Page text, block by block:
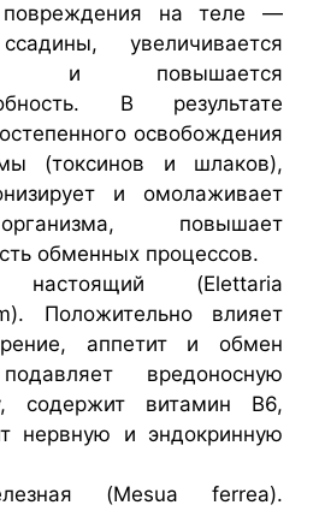
повреждения на теле —
увеличивается
и повышается
В результате
освобождения
(токсинов и шлаков),
и омолаживает
повышает
обменных процессов.
настоящий (Elettaria
Положительно влияет
аппетит и обмен
вредоносную
содержит витамин В6,
нервную и эндокринную
(Mesua ferrea).